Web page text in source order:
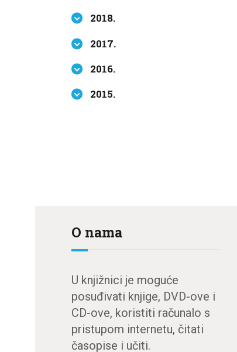
2018.
2017.
2016.
2015.
O nama
U knjižnici je moguće
posuđivati knjige, DVD-ove i
CD-ove, koristiti računalo s
pristupom internetu, čitati
časopise i učiti.